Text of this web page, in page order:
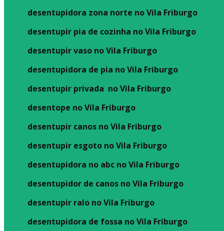
desentupidora zona norte no Vila Friburgo
desentupir pia de cozinha no Vila Friburgo
desentupir vaso no Vila Friburgo
desentupidora de pia no Vila Friburgo
desentupir privada no Vila Friburgo
desentope no Vila Friburgo
desentupir canos no Vila Friburgo
desentupir esgoto no Vila Friburgo
desentupidora no abc no Vila Friburgo
desentupidor de canos no Vila Friburgo
desentupir ralo no Vila Friburgo
desentupidora de fossa no Vila Friburgo